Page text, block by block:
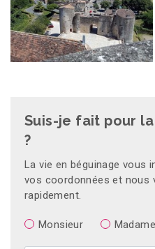
Suis-je fait pour
?
La vie en béguinage vous
vos coordonnées et nous
rapidement.
Monsieur Madame